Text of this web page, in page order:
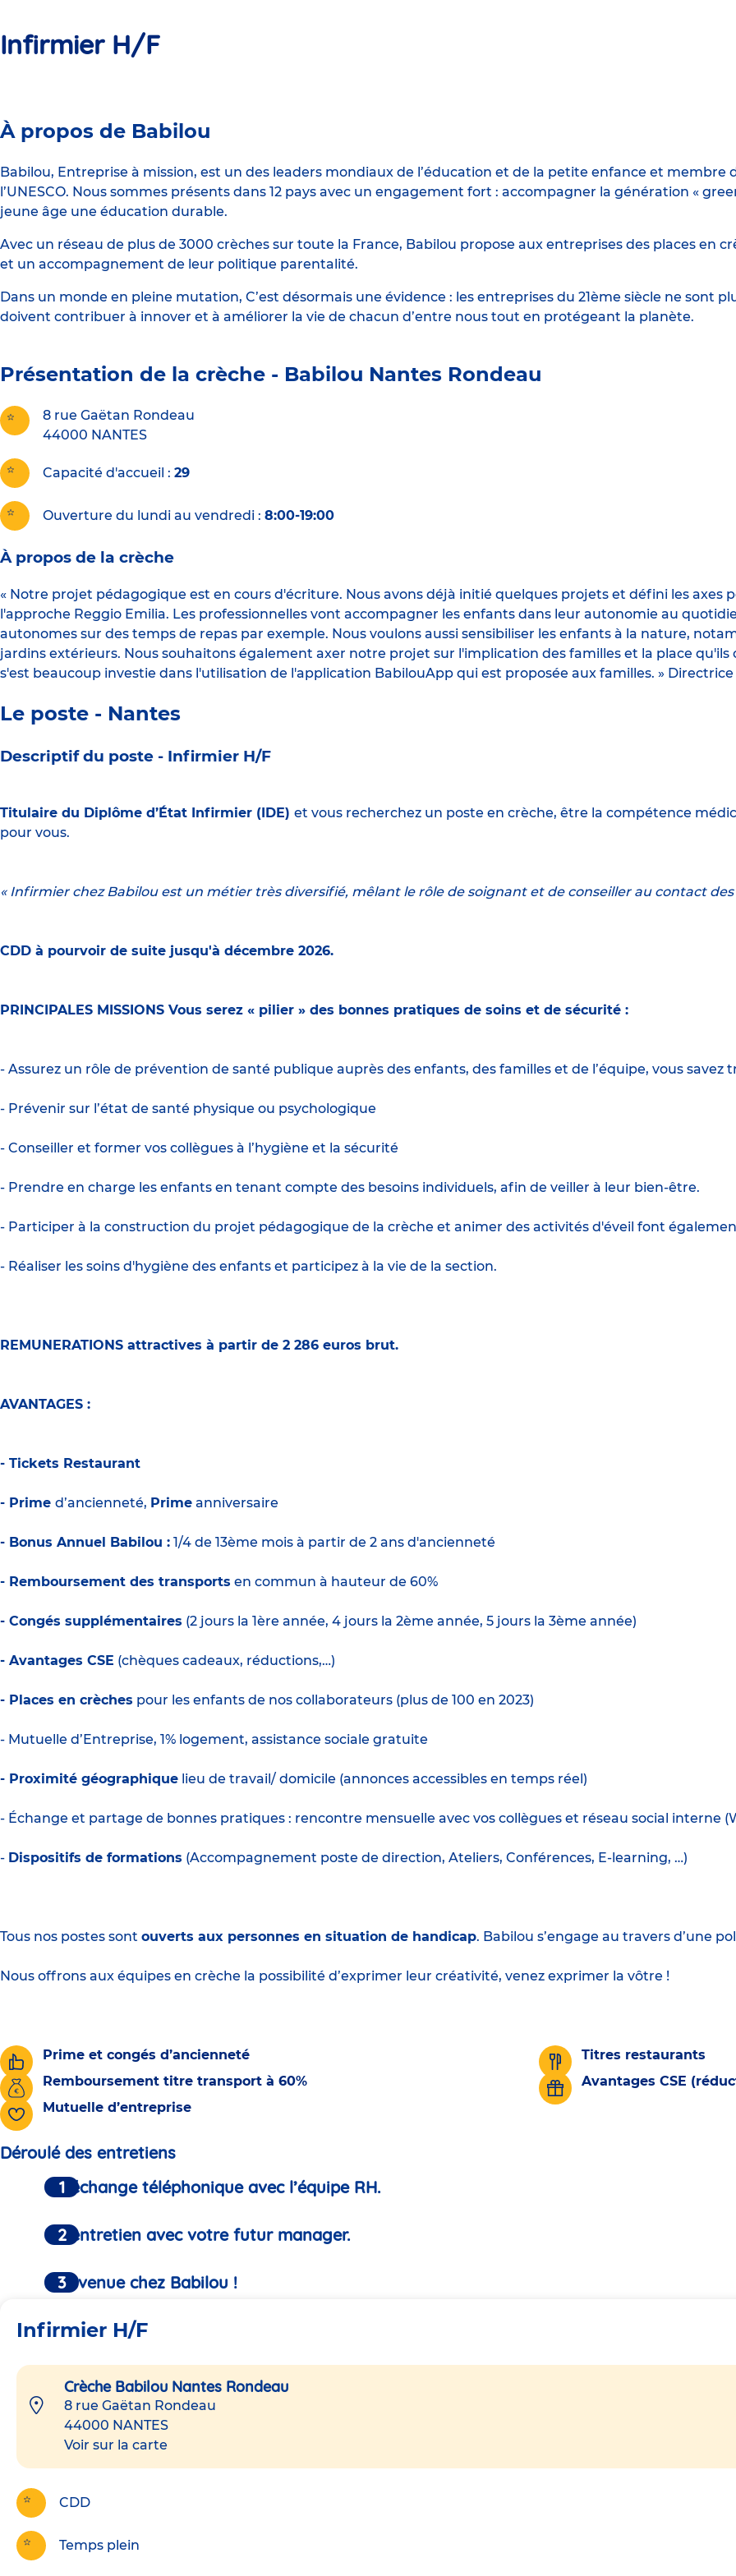
Infirmier H/F
Babilou
Nantes
Rondeau
À propos de Babilou
Babilou, Entreprise à mission, est un des leaders mondiaux de l’éducation et de la petite enfance et membre
l’UNESCO. Nous sommes présents dans 12 pays avec un engagement fort : accompagner la génération «
jeune âge une éducation durable.
Avec un réseau de plus de 3000 crèches sur toute la France, Babilou propose aux entreprises des places en
et un accompagnement de leur politique parentalité.
Dans un monde en pleine mutation, C’est désormais une évidence : les entreprises du 21ème siècle ne sont
doivent contribuer à innover et à améliorer la vie de chacun d’entre nous tout en protégeant la planète.
Présentation de la crèche - Babilou Nantes Rondeau
8 rue Gaëtan Rondeau
44000 NANTES
Capacité d'accueil 29
Ouverture du lundi au vendredi : 8:00-19:00
À propos de la crèche
« Notre projet pédagogique est en cours d'écriture. Nous avons déjà initié quelques projets et défini les axes
l'approche Reggio Emilia. Les professionnelles vont accompagner les enfants dans leur autonomie au
autonomes sur des temps de repas par exemple. Nous voulons aussi sensibiliser les enfants à la nature,
jardins extérieurs. Nous souhaitons également axer notre projet sur l'implication des familles et la place qu'ils
s'est beaucoup investie dans l'utilisation de l'application BabilouApp qui est proposée aux familles. »
Le poste - Nantes
Descriptif du poste - Infirmier H/F
Titulaire du Diplôme d’État Infirmier (IDE) et vous recherchez un poste en crèche, être la compétence
pour vous.
« Infirmier chez Babilou est un métier très diversifié, mêlant le rôle de soignant et de conseiller au contact
CDD à pourvoir de suite jusqu'à décembre 2026.
PRINCIPALES MISSIONS Vous serez « pilier » des bonnes pratiques de soins et de sécurité :
- Assurez un rôle de prévention de santé publique auprès des enfants, des familles et de l’équipe, vous savez
- Prévenir sur l’état de santé physique ou psychologique
- Conseiller et former vos collègues à l’hygiène et la sécurité
- Prendre en charge les enfants en tenant compte des besoins individuels, afin de veiller à leur bien-être.
- Participer à la construction du projet pédagogique de la crèche et animer des activités d'éveil font
- Réaliser les soins d'hygiène des enfants et participez à la vie de la section.
REMUNERATIONS attractives à partir de 2 286 euros brut.
AVANTAGES :
- Tickets Restaurant
- Prime d’ancienneté, Prime anniversaire
- Bonus Annuel Babilou : 1/4 de 13ème mois à partir de 2 ans d'ancienneté
- Remboursement des transports en commun à hauteur de 60%
- Congés supplémentaires (2 jours la 1ère année, 4 jours la 2ème année, 5 jours la 3ème année)
- Avantages CSE (chèques cadeaux, réductions,…)
- Places en crèches pour les enfants de nos collaborateurs (plus de 100 en 2023)
- Mutuelle d’Entreprise, 1% logement, assistance sociale gratuite
- Proximité géographique lieu de travail/ domicile (annonces accessibles en temps réel)
- Échange et partage de bonnes pratiques : rencontre mensuelle avec vos collègues et réseau social interne
- Dispositifs de formations (Accompagnement poste de direction, Ateliers, Conférences, E-learning, …)
Tous nos postes sont ouverts aux personnes en situation de handicap. Babilou s’engage au travers d’une
Nous offrons aux équipes en crèche la possibilité d’exprimer leur créativité, venez exprimer la vôtre !
Prime et congés d’ancienneté
Titres restaurants
Remboursement titre transport à 60%
Avantages CSE
Mutuelle d’entreprise
Déroulé des entretiens
Un échange téléphonique avec l’équipe RH.
Un entretien avec votre futur manager.
Bienvenue chez Babilou !
Infirmier H/F
Crèche Babilou Nantes Rondeau
8 rue Gaëtan Rondeau
44000 NANTES
Voir sur la carte
CDD
Temps plein